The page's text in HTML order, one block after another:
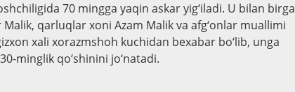
70 mingga yaqin askar yig‘iladi. U bilan birga
qarluqlar xoni Azam Malik va afg‘onlar muallimi
xali xorazmshoh kuchidan bexabar bo‘lib, unga
minglik qo‘shinini jo‘natadi.